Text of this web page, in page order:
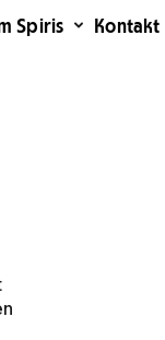
Spiris Kontakt